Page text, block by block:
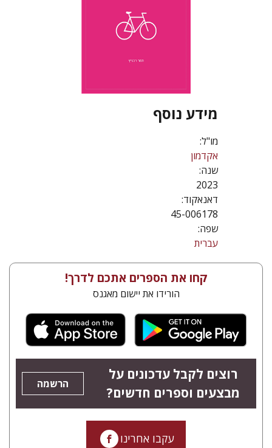
מידע נוסף
מו"ל:
אקדמון
שנה:
2023
דאנאקוד:
45-006178
שפה:
עברית
קחו את הספרים אתכם לדרך!
הורידו את יישום מאגנס
רוצים לקבל עדכונים על
מבצעים וספרים חדשים?
הרשמה
עקבו אחרינו